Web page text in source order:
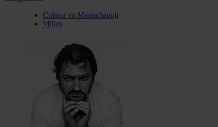
Cultuur en Maatschappij
Milieu